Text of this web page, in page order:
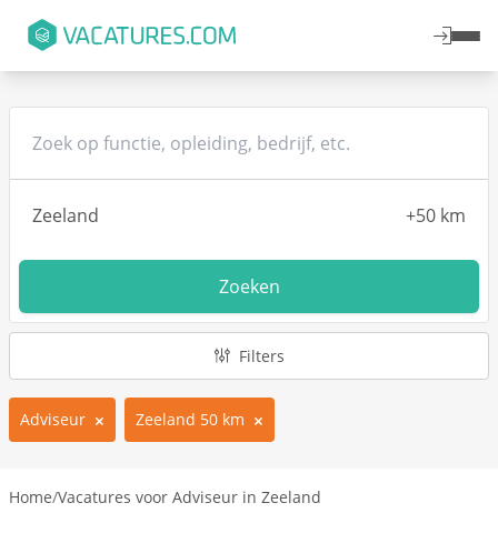
Zoeken
Filters
Adviseur Zeeland 50 km
Home/Vacatures voor Adviseur in Zeeland